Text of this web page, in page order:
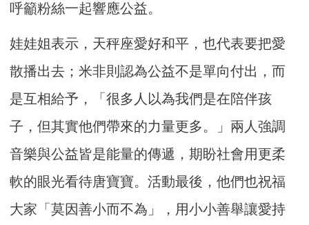
呼籲粉絲一起響應公益。
娃娃姐表示，天秤座愛好和平，也代表要把愛
散播出去；米非則認為公益不是單向付出，而
是互相給予，「很多人以為我們是在陪伴孩
子，但其實他們帶來的力量更多。」兩人強調
音樂與公益皆是能量的傳遞，期盼社會用更柔
軟的眼光看待唐寶寶。活動最後，他們也祝福
大家「莫因善小而不為」，用小小善舉讓愛持